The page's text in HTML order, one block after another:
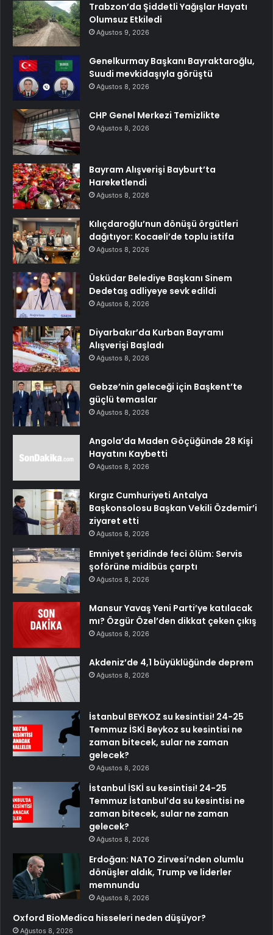
Trabzon’da Şiddetli Yağışlar Hayatı
Olumsuz Etkiledi
Ağustos 9, 2026
Genelkurmay Başkanı Bayraktaroğlu,
Suudi mevkidaşıyla görüştü
Ağustos 8, 2026
CHP Genel Merkezi Temizlikte
Ağustos 8, 2026
Bayram Alışverişi Bayburt’ta
Hareketlendi
Ağustos 8, 2026
Kılıçdaroğlu’nun dönüşü örgütleri
dağıtıyor: Kocaeli’de toplu istifa
Ağustos 8, 2026
Üsküdar Belediye Başkanı Sinem
Dedetaş adliyeye sevk edildi
Ağustos 8, 2026
Diyarbakır’da Kurban Bayramı
Alışverişi Başladı
Ağustos 8, 2026
Gebze’nin geleceği için Başkent’te
güçlü temaslar
Ağustos 8, 2026
Angola’da Maden Göçüğünde 28 Kişi
Hayatını Kaybetti
Ağustos 8, 2026
Kırgız Cumhuriyeti Antalya
Başkonsolosu Başkan Vekili Özdemir’i
ziyaret etti
Ağustos 8, 2026
Emniyet şeridinde feci ölüm: Servis
şoförüne midibüs çarptı
Ağustos 8, 2026
Mansur Yavaş Yeni Parti’ye katılacak
mı? Özgür Özel’den dikkat çeken çıkış
Ağustos 8, 2026
Akdeniz’de 4,1 büyüklüğünde deprem
Ağustos 8, 2026
İstanbul BEYKOZ su kesintisi! 24-25
Temmuz İSKİ Beykoz su kesintisi ne
zaman bitecek, sular ne zaman
gelecek?
Ağustos 8, 2026
İstanbul İSKİ su kesintisi! 24-25
Temmuz İstanbul’da su kesintisi ne
zaman bitecek, sular ne zaman
gelecek?
Ağustos 8, 2026
Erdoğan: NATO Zirvesi’nden olumlu
dönüşler aldık, Trump ve liderler
memnundu
Ağustos 8, 2026
Oxford BioMedica hisseleri neden düşüyor?
Ağustos 8, 2026